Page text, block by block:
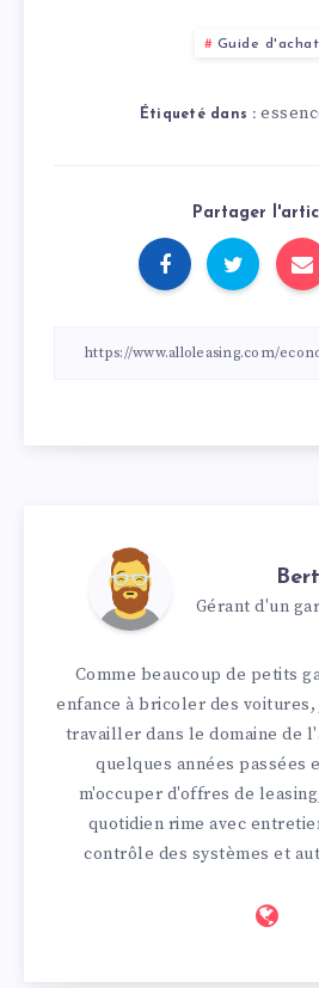
Guide d'achat
Étiqueté dans :
Partager
Gérant d'un
Comme beaucoup de petits
enfance à bricoler des
travailler dans le domaine de
quelques années passées
m'occuper d'offres de
quotidien rime avec
contrôle des systèmes et